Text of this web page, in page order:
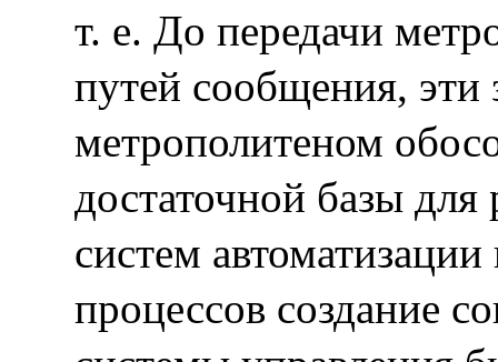
т. е. До передачи
путей сообщения,
метрополитеном
достаточной базы
систем
процессов создание